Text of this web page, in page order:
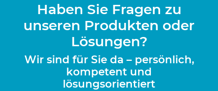
Haben Sie Fragen zu
unseren Produkten oder
Lösungen?
Wir sind für Sie da – persönlich,
kompetent und
lösungsorientiert